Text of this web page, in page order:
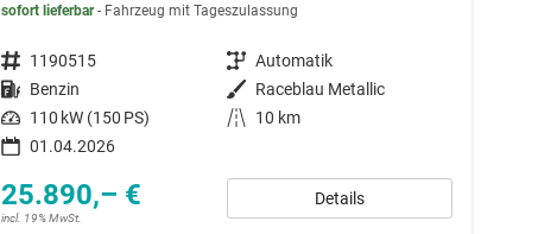
sofort lieferbar Fahrzeug mit Tageszulassung
Fahrzeugnummer 1190515 Getriebe Automatik
Kraftstoff Benzin Außenfarbe Raceblau Metallic
Leistung 110 kW (150 PS) Kilometerstand
10 km
01.04.2026
25.890,– €
incl. 19% MwSt.
Details